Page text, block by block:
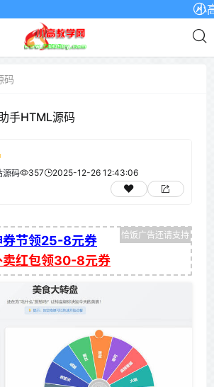
小高
码
手HTML源码
源码 357 2025-12-26 12:43:06
券节领25-8元券
卖红包领30-8元券